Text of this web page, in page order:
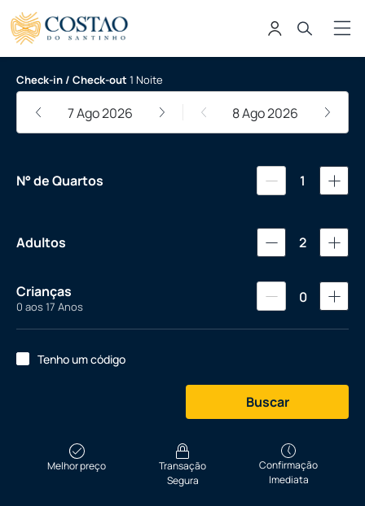
Costao do Santinho Resort, Golf
Check-in / Check-out 1 Noite
7 Ago 2026 8 Ago 2026
N° de Quartos 1
Adultos 2
Crianças
0 aos 17 Anos
0
Tenho um código
Buscar
Melhor preço
Transação
Segura
Confirmação
Imediata